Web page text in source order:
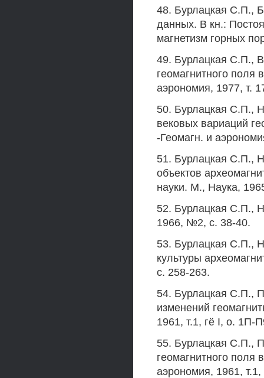
48. Бурлацкая С.П.,
данных. В кн.:
магнетизм горных
49. Бурлацкая С.П.,
геомагнитного поля
аэрономия, 1977, т.
50. Бурлацкая С.П.,
вековых вариаций
-Геомагн. и
51. Бурлацкая С.П.,
объектов
науки. М., Наука,
52. Бурлацкая С.П.,
1966, №2, с. 38-40.
53. Бурлацкая С.П.,
культуры
с. 258-263.
54. Бурлацкая С.П.,
изменений
1961, т.1, гё I, о. 1П-
55. Бурлацкая С.П.,
геомагнитного
аэрономия, 1961,